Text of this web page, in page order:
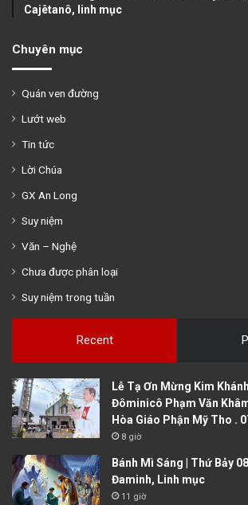
Cajêtanô, linh mục
Chuyên mục
Quán ven đường
Lướt web
Tin tức
Lời Chúa
GX An Long
Suy niệm
Văn – Nghệ
Chưa được phân loại
Suy niệm trong tuần
Recent
Lễ Tạ Ơn Mừng Kim
Đôminicô Phạm Văn
Hòa Giáo Phận Mỹ Tho .
8 giờ
Bánh Mì Sáng | Thứ Bảy
Đaminh, Linh mục
11 giờ